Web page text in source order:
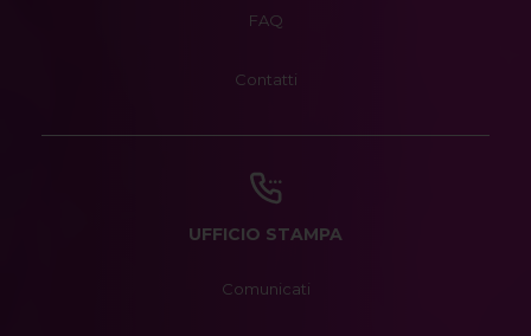
FAQ
Contatti
UFFICIO STAMPA
Comunicati